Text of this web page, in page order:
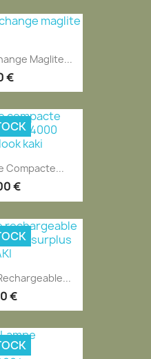
Maglite...
€
Compacte...
€
€